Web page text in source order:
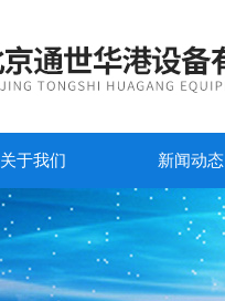
关于我们 新闻动态